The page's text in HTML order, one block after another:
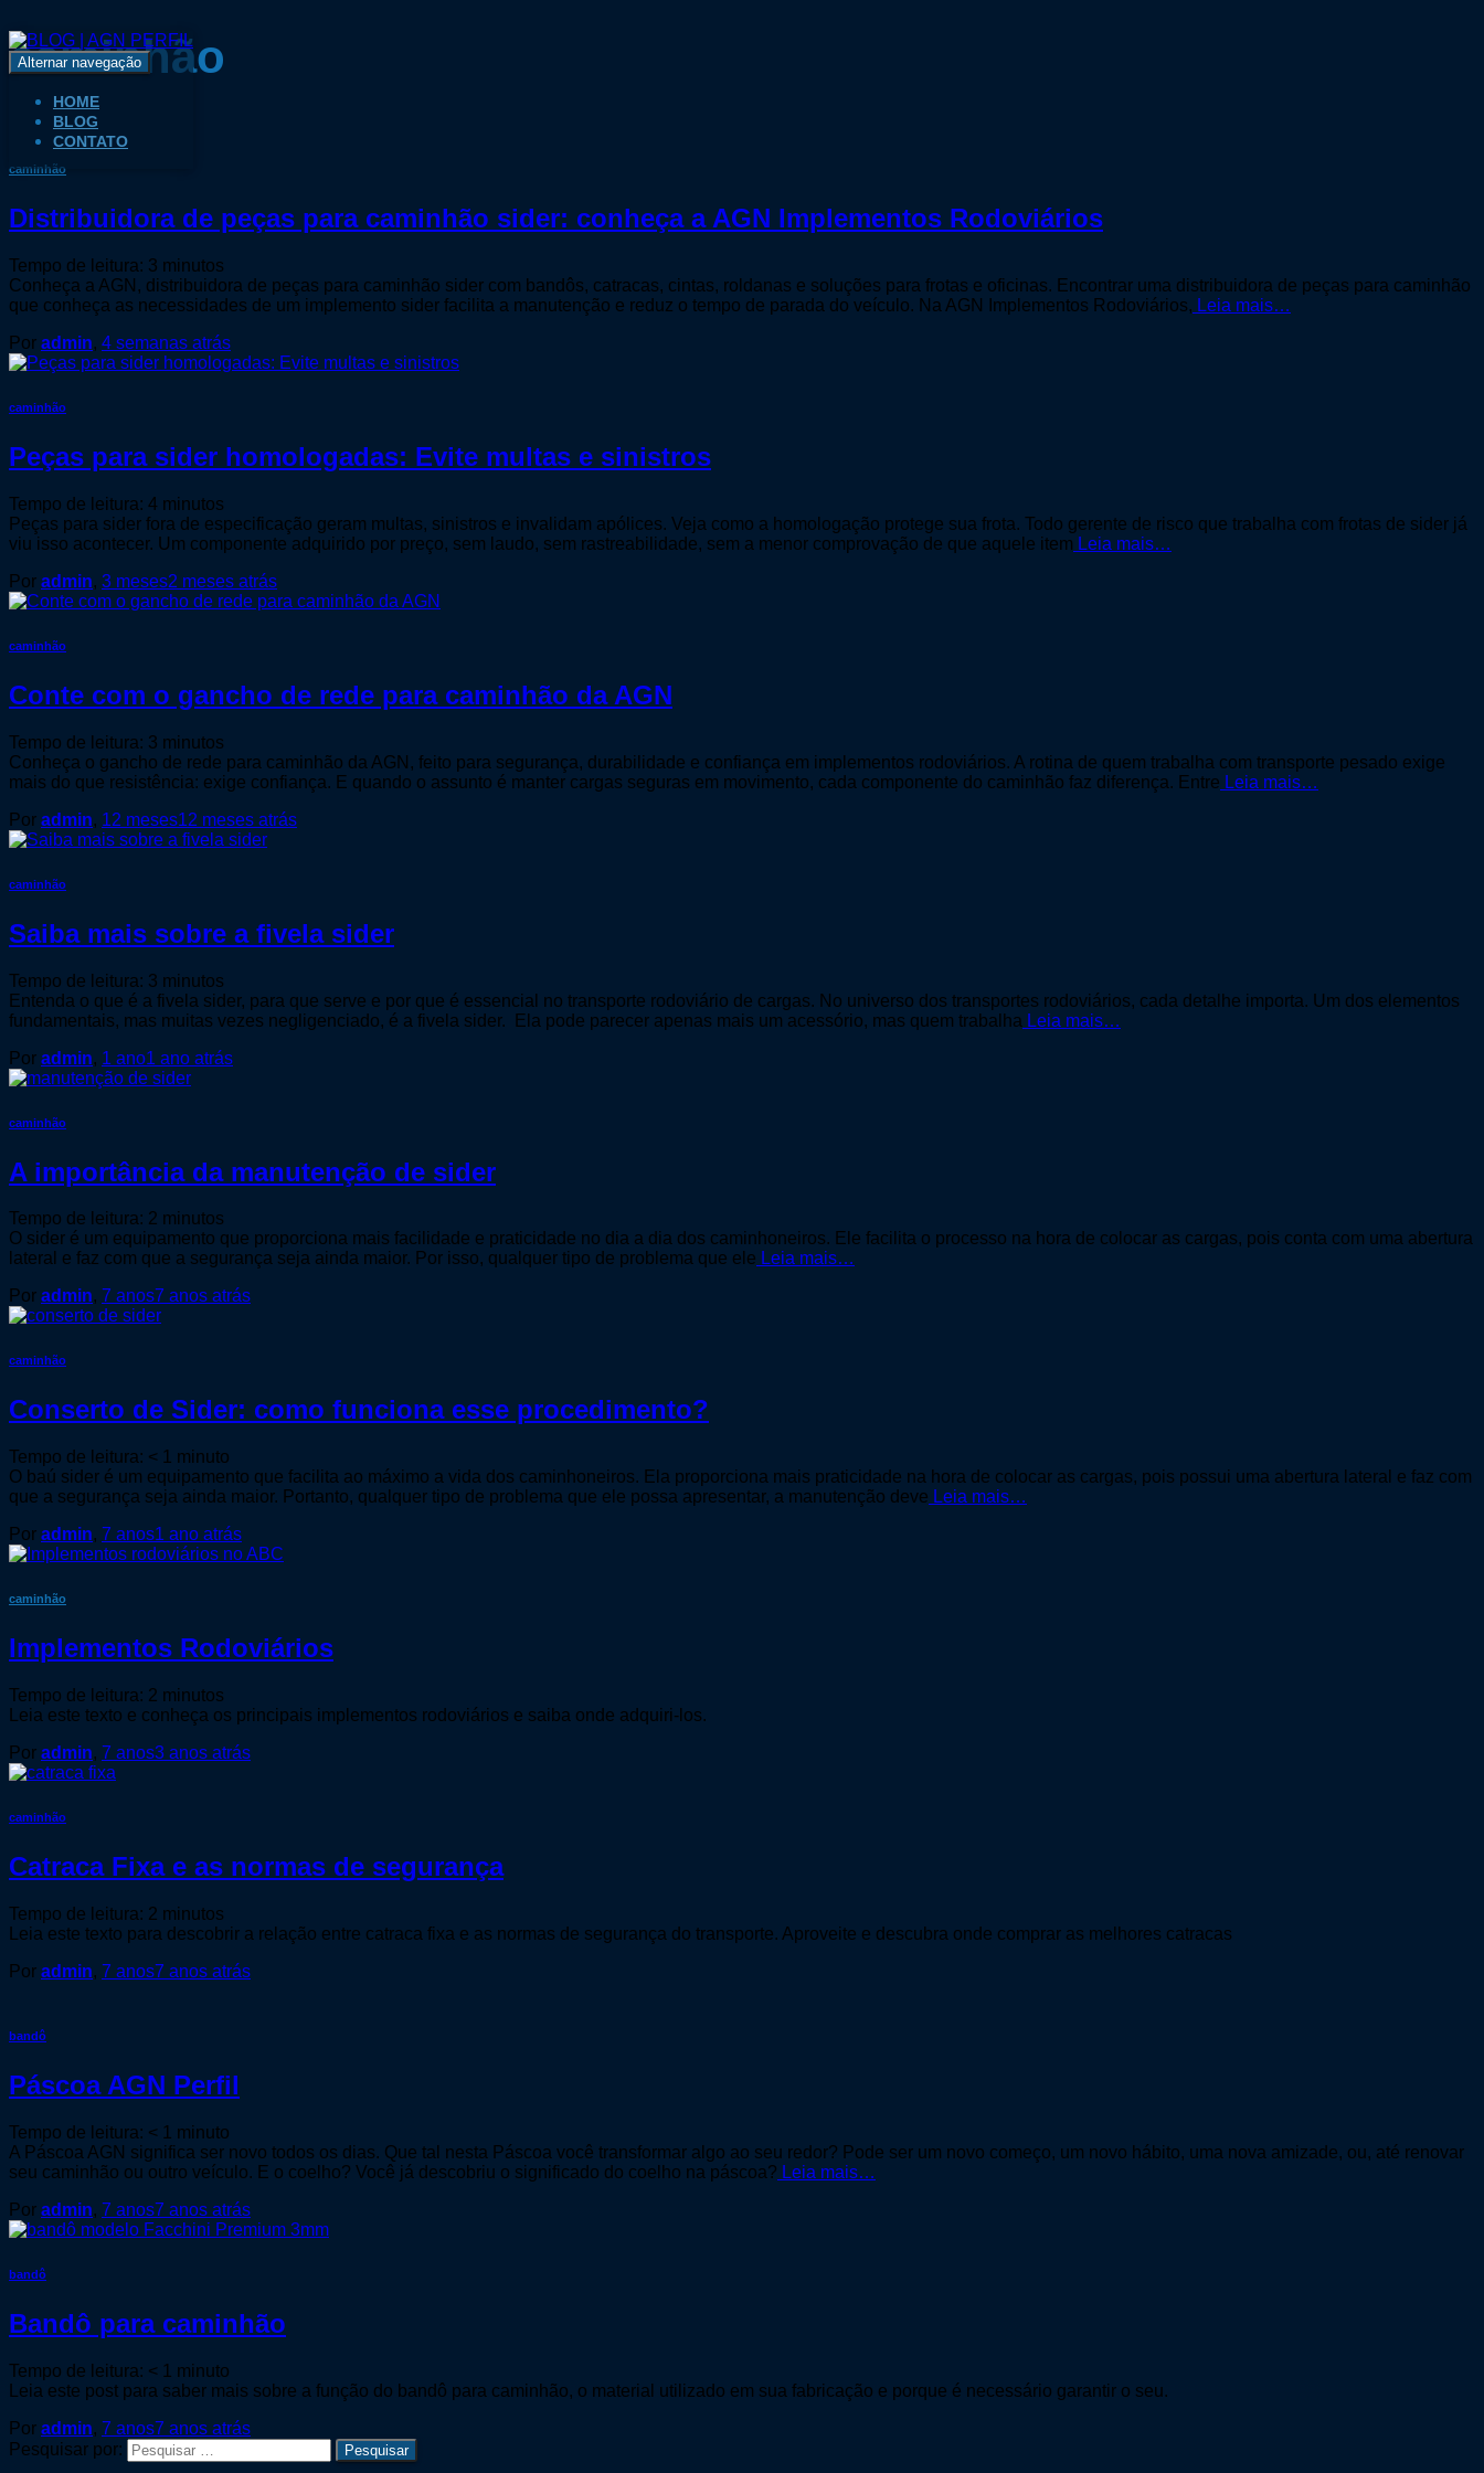
Alternar navegação
HOME
BLOG
CONTATO
caminhão
caminhão
Distribuidora de peças para caminhão sider: conheça a AGN Implementos Rodoviários
Tempo de leitura: 3 minutos
Conheça a AGN, distribuidora de peças para caminhão sider com bandôs, catracas, cintas, roldanas e soluções para frotas e oficinas. Encontrar uma distribuidora de peças para caminhão
que conheça as necessidades de um implemento sider facilita a manutenção e reduz o tempo de parada do veículo. Na AGN Implementos Rodoviários, Leia mais…
Por admin, 4 semanas atrás
caminhão
Peças para sider homologadas: Evite multas e sinistros
Tempo de leitura: 4 minutos
Peças para sider fora de especificação geram multas, sinistros e invalidam apólices. Veja como a homologação protege sua frota. Todo gerente de risco que trabalha com frotas de sider já
viu isso acontecer. Um componente adquirido por preço, sem laudo, sem rastreabilidade, sem a menor comprovação de que aquele item Leia mais…
Por admin, 3 meses2 meses atrás
caminhão
Conte com o gancho de rede para caminhão da AGN
Tempo de leitura: 3 minutos
Conheça o gancho de rede para caminhão da AGN, feito para segurança, durabilidade e confiança em implementos rodoviários. A rotina de quem trabalha com transporte pesado exige
mais do que resistência: exige confiança. E quando o assunto é manter cargas seguras em movimento, cada componente do caminhão faz diferença. Entre Leia mais…
Por admin, 12 meses12 meses atrás
caminhão
Saiba mais sobre a fivela sider
Tempo de leitura: 3 minutos
Entenda o que é a fivela sider, para que serve e por que é essencial no transporte rodoviário de cargas. No universo dos transportes rodoviários, cada detalhe importa. Um dos elementos
fundamentais, mas muitas vezes negligenciado, é a fivela sider. Ela pode parecer apenas mais um acessório, mas quem trabalha Leia mais…
Por admin, 1 ano1 ano atrás
caminhão
A importância da manutenção de sider
Tempo de leitura: 2 minutos
O sider é um equipamento que proporciona mais facilidade e praticidade no dia a dia dos caminhoneiros. Ele facilita o processo na hora de colocar as cargas, pois conta com uma abertura
lateral e faz com que a segurança seja ainda maior. Por isso, qualquer tipo de problema que ele Leia mais…
Por admin, 7 anos7 anos atrás
caminhão
Conserto de Sider: como funciona esse procedimento?
Tempo de leitura: < 1 minuto
O baú sider é um equipamento que facilita ao máximo a vida dos caminhoneiros. Ela proporciona mais praticidade na hora de colocar as cargas, pois possui uma abertura lateral e faz com
que a segurança seja ainda maior. Portanto, qualquer tipo de problema que ele possa apresentar, a manutenção deve Leia mais…
Por admin, 7 anos1 ano atrás
caminhão
Implementos Rodoviários
Tempo de leitura: 2 minutos
Leia este texto e conheça os principais implementos rodoviários e saiba onde adquiri-los.
Por admin, 7 anos3 anos atrás
caminhão
Catraca Fixa e as normas de segurança
Tempo de leitura: 2 minutos
Leia este texto para descobrir a relação entre catraca fixa e as normas de segurança do transporte. Aproveite e descubra onde comprar as melhores catracas
Por admin, 7 anos7 anos atrás
bandô
Páscoa AGN Perfil
Tempo de leitura: < 1 minuto
A Páscoa AGN significa ser novo todos os dias. Que tal nesta Páscoa você transformar algo ao seu redor? Pode ser um novo começo, um novo hábito, uma nova amizade, ou, até renovar
seu caminhão ou outro veículo. E o coelho? Você já descobriu o significado do coelho na páscoa? Leia mais…
Por admin, 7 anos7 anos atrás
bandô
Bandô para caminhão
Tempo de leitura: < 1 minuto
Leia este post para saber mais sobre a função do bandô para caminhão, o material utilizado em sua fabricação e porque é necessário garantir o seu.
Por admin, 7 anos7 anos atrás
Pesquisar por: